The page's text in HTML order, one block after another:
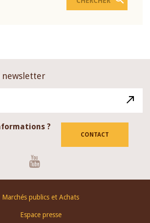
?
CONTACT
Marchés publics et Achats
Espace presse